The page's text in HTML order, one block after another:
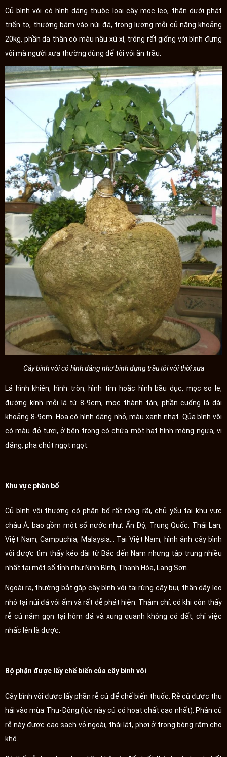
Củ bình vôi có hình dáng thuộc loại cây mọc leo, thân dưới phát
triển to, thường bám vào núi đá, trọng lượng mỗi củ nặng khoảng
20kg, phần da thân có màu nâu xù xì, trông rất giống với bình đựng
vôi mà người xưa thường dùng để tôi vôi ăn trầu.
Cây bình vôi có hình dáng như bình đựng trầu tôi vôi thời xưa
Lá hình khiên, hình tròn, hình tim hoặc hình bầu dục, mọc so le,
đường kính mỗi lá từ 8-9cm, mọc thành tán, phần cuống lá dài
khoảng 8-9cm. Hoa có hình dáng nhỏ, màu xanh nhạt. Qủa bình vôi
có màu đỏ tươi, ở bên trong có chứa một hạt hình móng ngựa, vị
đắng, pha chút ngọt ngọt.
Khu vực phân bố
Củ bình vôi thường có phân bố rất rộng rãi, chủ yếu tại khu vực
châu Á, bao gồm một số nước như: Ấn Độ, Trung Quốc, Thái Lan,
Việt Nam, Campuchia, Malaysia... Tại Việt Nam, hình ảnh cây bình
vôi được tìm thấy kéo dài từ Bắc đến Nam nhưng tập trung nhiều
nhất tại một số tỉnh như Ninh Bình, Thanh Hóa, Lạng Sơn...
Ngoài ra, thường bắt gặp cây bình vôi tại rừng cây bụi, thân dây leo
nhỏ tại núi đá vôi ẩm và rất dễ phát hiện. Thậm chí, có khi còn thấy
rễ củ nằm gọn tại hỏm đá và xung quanh không có đất, chỉ việc
nhấc lên là được.
Bộ phận được lấy chế biến của cây bình vôi
Cây bình vôi được lấy phần rễ củ để chế biến thuốc. Rễ củ được thu
hái vào mùa Thu-Đông (lúc này củ có hoạt chất cao nhất). Phần củ
rễ này được cạo sạch vỏ ngoài, thái lát, phơi ở trong bóng râm cho
khô.